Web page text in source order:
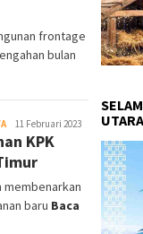
frontage
bulan
DetikGo
11 Februari 2023
KPK
membenarkan
baru Baca